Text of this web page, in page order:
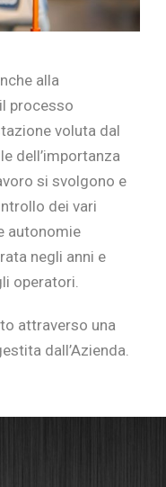
alla
processo
voluta dal
dell’importanza
si svolgono e
dei vari
autonomie
negli anni e
operatori.
attraverso una
dall’Azienda.